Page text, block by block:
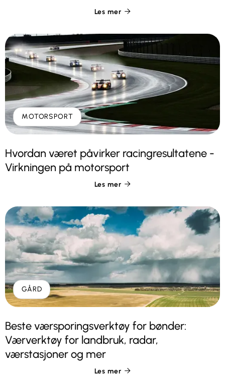
Les mer 
MOTORSPORT
Hvordan været påvirker racingresultatene -
Virkningen på motorsport
Les mer 
GÅRD
Beste værsporingsverktøy for bønder:
Værverktøy for landbruk, radar,
værstasjoner og mer
Les mer 